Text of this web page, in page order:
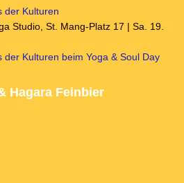
der Kulturen
Studio, St. Mang-Platz 17 | Sa. 19.
Kulturen beim Yoga & Soul Day
Hagara Feinbier